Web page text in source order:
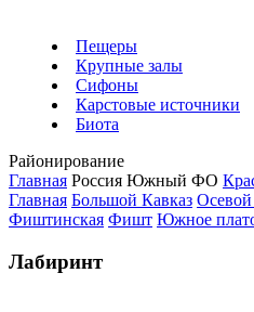
Пещеры
Крупные залы
Сифоны
Карстовые источники
Биота
Районирование
Главная Россия Южный ФО
Главная Большой Кавказ
Фиштинская Фишт Южное
Лабиринт